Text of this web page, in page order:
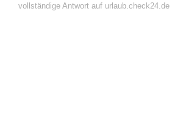
vollständige Antwort auf urlaub.check24.de